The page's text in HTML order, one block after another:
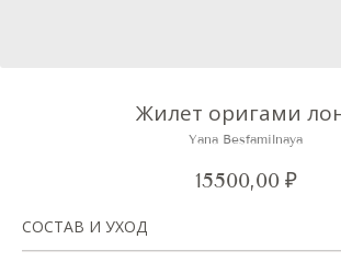
Жилет оригами
Yana Besfamilnaya
15500,00 ₽
СОСТАВ И УХОД